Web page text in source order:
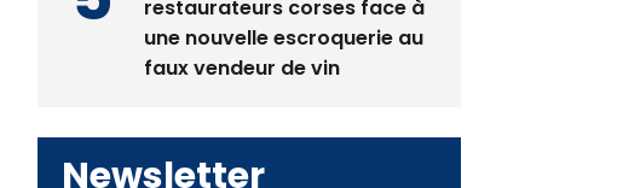
La gendarmerie alerte les
restaurateurs corses face à